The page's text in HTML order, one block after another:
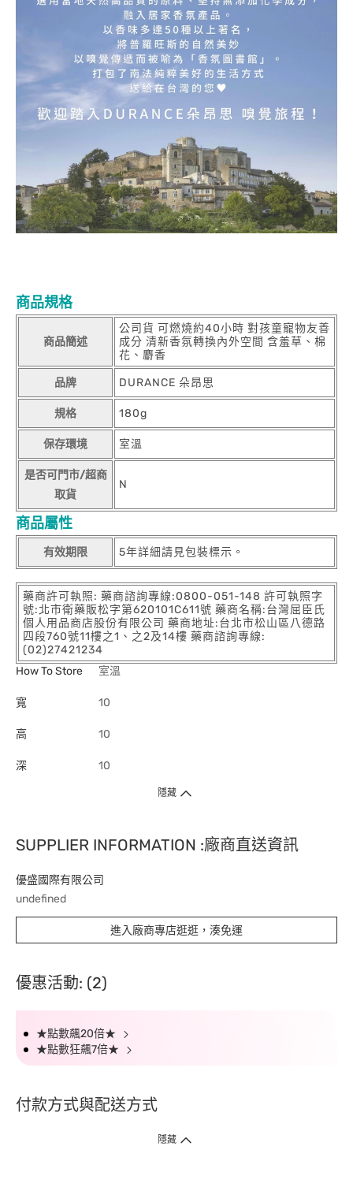
商品規格
商品簡述
公司貨 可燃燒約40小時 對孩童寵物友善
成分 清新香氛轉換內外空間 含羞草、棉
花、麝香
品牌 DURANCE 朵昂思
規格 180g
保存環境 室溫
是否可門市/超商
取貨
N
商品屬性
有效期限 5年詳細請見包裝標示。
藥商許可執照: 藥商諮詢專線:0800-051-148 許可執照字
號:北市衛藥販松字第620101C611號 藥商名稱:台灣屈臣氏
個人用品商店股份有限公司 藥商地址:台北市松山區八德路
四段760號11樓之1、之2及14樓 藥商諮詢專線:
(02)27421234
How To Store
室溫
寬 10
高 10
深 10
隱藏
SUPPLIER INFORMATION :廠商直送資訊
優盛國際有限公司
undefined
進入廠商專店逛逛，湊免運
優惠活動: (2)
★點數飆20倍★
★點數狂飆7倍★
付款方式與配送方式
隱藏